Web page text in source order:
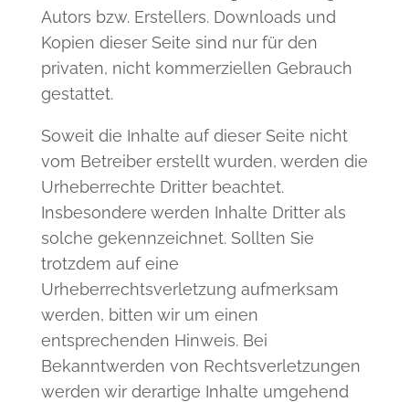
Autors bzw. Erstellers. Downloads und
Kopien dieser Seite sind nur für den
privaten, nicht kommerziellen Gebrauch
gestattet.
Soweit die Inhalte auf dieser Seite nicht
vom Betreiber erstellt wurden, werden die
Urheberrechte Dritter beachtet.
Insbesondere werden Inhalte Dritter als
solche gekennzeichnet. Sollten Sie
trotzdem auf eine
Urheberrechtsverletzung aufmerksam
werden, bitten wir um einen
entsprechenden Hinweis. Bei
Bekanntwerden von Rechtsverletzungen
werden wir derartige Inhalte umgehend